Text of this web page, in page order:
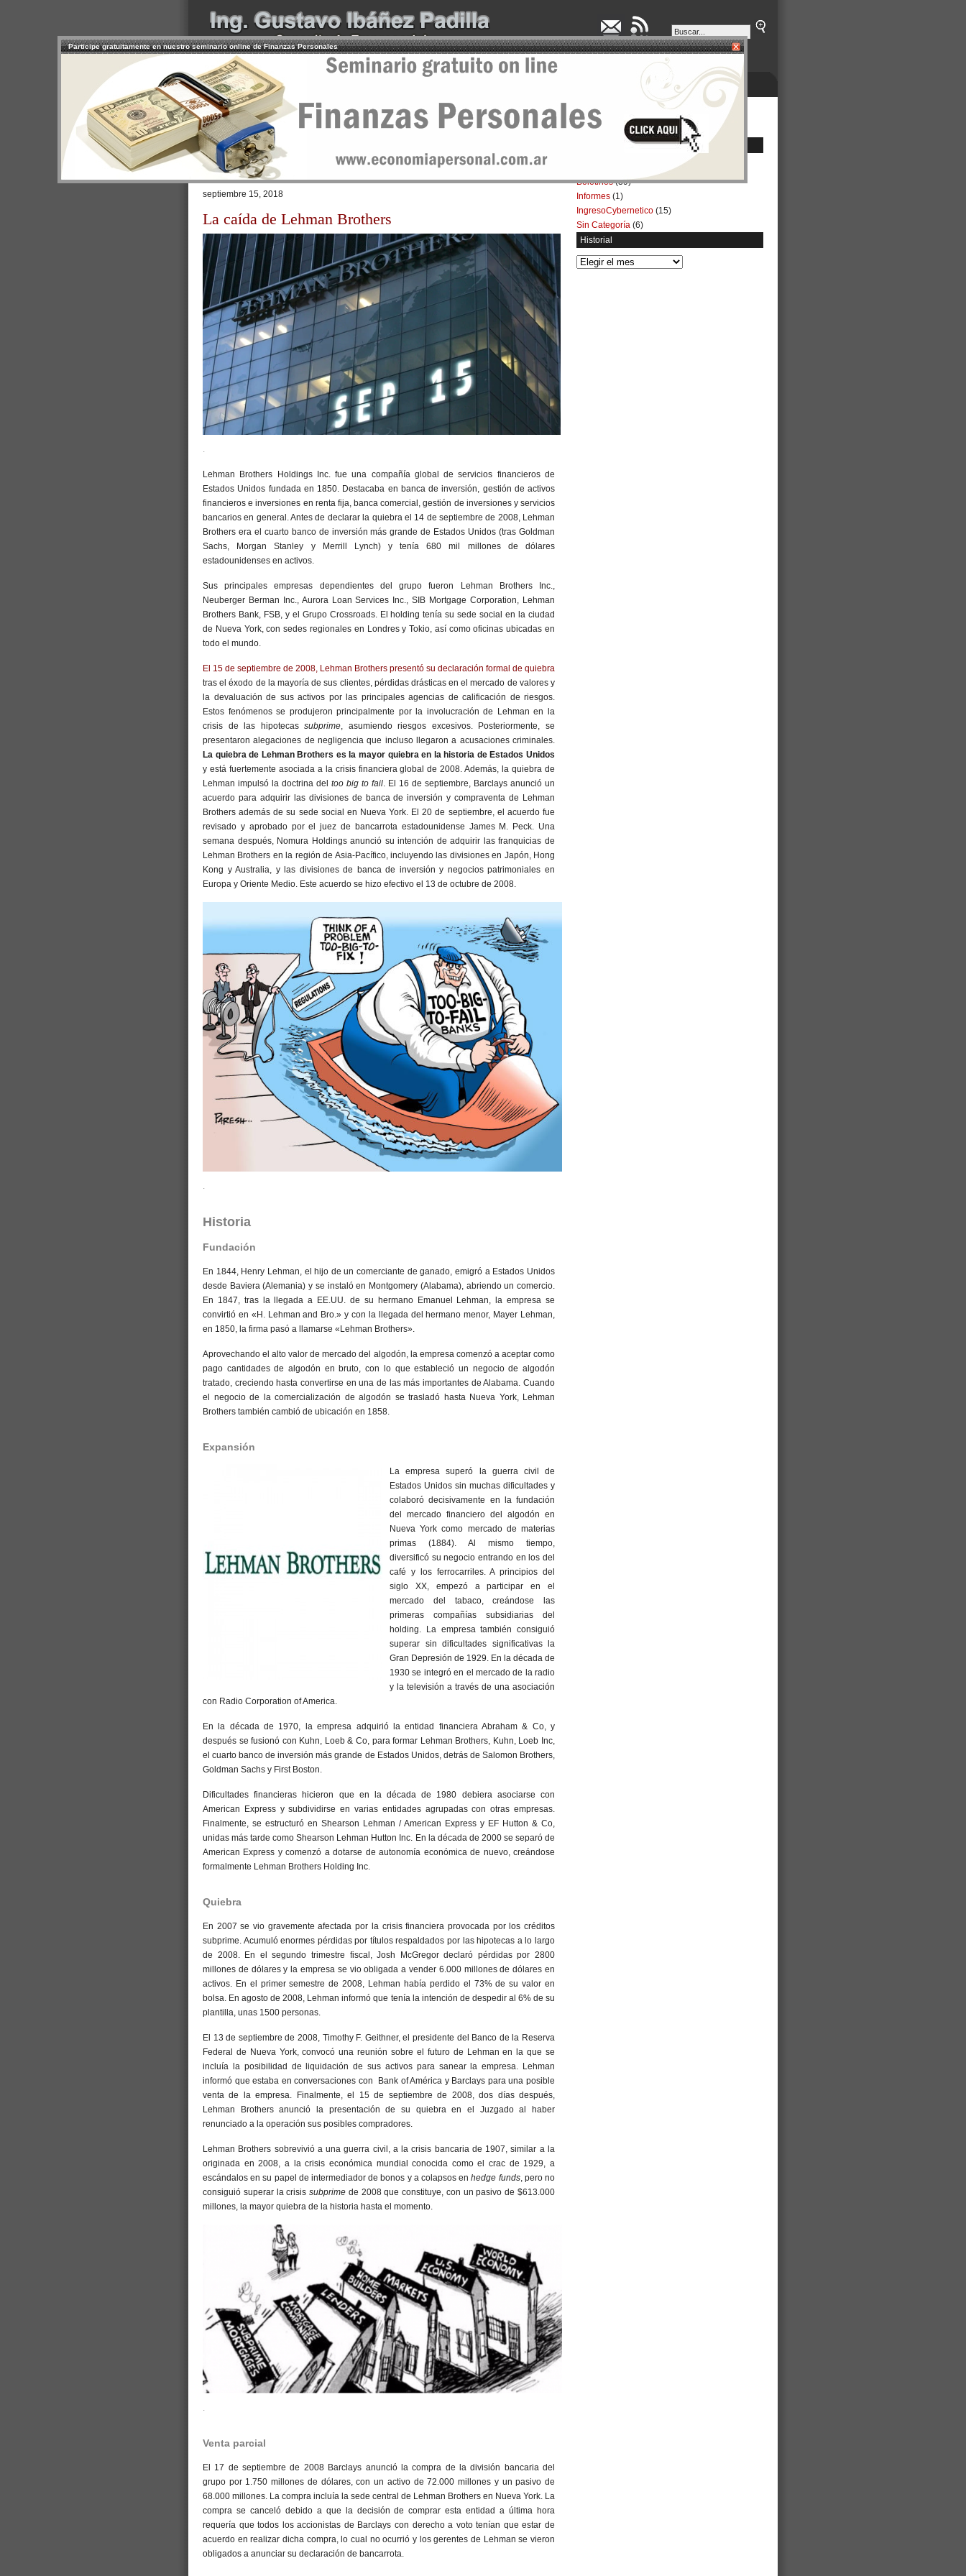
INICIO SERVICIOS BOLETINES NEGOCIOS
CONTACTO USUARIO
Browse >Home/
A diez años de la quiebra de Lehman Brothers
septiembre 15, 2018
La caída de Lehman Brothers
.
Lehman Brothers Holdings Inc. fue una compañía global de servicios financieros de
Estados Unidos fundada en 1850. Destacaba en banca de inversión, gestión de activos
financieros e inversiones en renta fija, banca comercial, gestión de inversiones y servicios
bancarios en general. Antes de declarar la quiebra el 14 de septiembre de 2008, Lehman
Brothers era el cuarto banco de inversión más grande de Estados Unidos (tras Goldman
Sachs, Morgan Stanley y Merrill Lynch) y tenía 680 mil millones de dólares
estadounidenses en activos.
Sus principales empresas dependientes del grupo fueron Lehman Brothers Inc.,
Neuberger Berman Inc., Aurora Loan Services Inc., SIB Mortgage Corporation, Lehman
Brothers Bank, FSB, y el Grupo Crossroads. El holding tenía su sede social en la ciudad
de Nueva York, con sedes regionales en Londres y Tokio, así como oficinas ubicadas en
todo el mundo.
El 15 de septiembre de 2008, Lehman Brothers presentó su declaración formal de quiebra
tras el éxodo de la mayoría de sus clientes, pérdidas drásticas en el mercado de valores y
la devaluación de sus activos por las principales agencias de calificación de riesgos.
Estos fenómenos se produjeron principalmente por la involucración de Lehman en la
crisis de las hipotecassubprime, asumiendo riesgos excesivos. Posteriormente, se
presentaron alegaciones de negligencia que incluso llegaron a acusaciones criminales.
La quiebra de Lehman Brothers es la mayor quiebra en la historia de Estados Unidos
y está fuertemente asociada a la crisis financiera global de 2008. Además, la quiebra de
Lehman impulsó la doctrina del too big to fail. El 16 de septiembre, Barclays anunció un
acuerdo para adquirir las divisiones de banca de inversión y compraventa de Lehman
Brothers además de su sede social en Nueva York. El 20 de septiembre, el acuerdo fue
revisado y aprobado por el juez de bancarrota estadounidense James M. Peck. Una
semana después, Nomura Holdings anunció su intención de adquirir las franquicias de
Lehman Brothers en la región de Asia-Pacífico, incluyendo las divisiones en Japón, Hong
Kong y Australia, y las divisiones de banca de inversión y negocios patrimoniales en
Europa y Oriente Medio. Este acuerdo se hizo efectivo el 13 de octubre de 2008.
.
Historia
Fundación
En 1844, Henry Lehman, el hijo de un comerciante de ganado, emigró a Estados Unidos
desde Baviera (Alemania) y se instaló en Montgomery (Alabama), abriendo un comercio.
En 1847, tras la llegada a EE.UU. de su hermano Emanuel Lehman, la empresa se
convirtió en «H. Lehman and Bro.» y con la llegada del hermano menor, Mayer Lehman,
en 1850, la firma pasó a llamarse «Lehman Brothers».
Aprovechando el alto valor de mercado del algodón, la empresa comenzó a aceptar como
pago cantidades de algodón en bruto, con lo que estableció un negocio de algodón
tratado, creciendo hasta convertirse en una de las más importantes de Alabama. Cuando
el negocio de la comercialización de algodón se trasladó hasta Nueva York, Lehman
Brothers también cambió de ubicación en 1858.
Expansión
La empresa superó la guerra civil de
Estados Unidos sin muchas dificultades y
colaboró decisivamente en la fundación
del mercado financiero del algodón en
Nueva York como mercado de materias
primas (1884). Al mismo tiempo,
diversificó su negocio entrando en los del
café y los ferrocarriles. A principios del
siglo XX, empezó a participar en el
mercado del tabaco, creándose las
primeras compañías subsidiarias del
holding. La empresa también consiguió
superar sin dificultades significativas la
Gran Depresión de 1929. En la década de
1930 se integró en el mercado de la radio
y la televisión a través de una asociación
con Radio Corporation of America.
En la década de 1970, la empresa adquirió la entidad financiera Abraham & Co, y
después se fusionó con Kuhn, Loeb & Co, para formar Lehman Brothers, Kuhn, Loeb Inc,
el cuarto banco de inversión más grande de Estados Unidos, detrás de Salomon Brothers,
Goldman Sachs y First Boston.
Dificultades financieras hicieron que en la década de 1980 debiera asociarse con
American Express y subdividirse en varias entidades agrupadas con otras empresas.
Finalmente, se estructuró en Shearson Lehman / American Express y EF Hutton & Co,
unidas más tarde como Shearson Lehman Hutton Inc. En la década de 2000 se separó de
American Express y comenzó a dotarse de autonomía económica de nuevo, creándose
formalmente Lehman Brothers Holding Inc.
Quiebra
En 2007 se vio gravemente afectada por la crisis financiera provocada por los créditos
subprime. Acumuló enormes pérdidas por títulos respaldados por las hipotecas a lo largo
de 2008. En el segundo trimestre fiscal, Josh McGregor declaró pérdidas por 2800
millones de dólares y la empresa se vio obligada a vender 6.000 millones de dólares en
activos. En el primer semestre de 2008, Lehman había perdido el 73% de su valor en
bolsa. En agosto de 2008, Lehman informó que tenía la intención de despedir al 6% de su
plantilla, unas 1500 personas.
El 13 de septiembre de 2008, Timothy F. Geithner, el presidente del Banco de la Reserva
Federal de Nueva York, convocó una reunión sobre el futuro de Lehman en la que se
incluía la posibilidad de liquidación de sus activos para sanear la empresa. Lehman
informó que estaba en conversaciones con Bank of América y Barclays para una posible
venta de la empresa. Finalmente, el 15 de septiembre de 2008, dos días después,
Lehman Brothers anunció la presentación de su quiebra en el Juzgado al haber
renunciado a la operación sus posibles compradores.
Lehman Brothers sobrevivió a una guerra civil, a la crisis bancaria de 1907, similar a la
originada en 2008, a la crisis económica mundial conocida como el crac de 1929, a
escándalos en su papel de intermediador de bonos y a colapsos enhedge funds, pero no
consiguió superar la crisissubprime de 2008 que constituye, con un pasivo de $613.000
millones, la mayor quiebra de la historia hasta el momento.
.
Venta parcial
El 17 de septiembre de 2008 Barclays anunció la compra de la división bancaria del
grupo por 1.750 millones de dólares, con un activo de 72.000 millones y un pasivo de
68.000 millones. La compra incluía la sede central de Lehman Brothers en Nueva York. La
compra se canceló debido a que la decisión de comprar esta entidad a última hora
requería que todos los accionistas de Barclays con derecho a voto tenían que estar de
acuerdo en realizar dicha compra, lo cual no ocurrió y los gerentes de Lehman se vieron
obligados a anunciar su declaración de bancarrota.
Participe gratuitamente en nuestro seminario online de Finanzas Personales
Boletines(39)
Informes (1)
IngresoCybernetico (15)
Sin Categoría (6)
Historial
Historial